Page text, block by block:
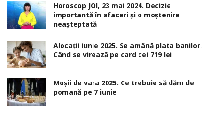
Horoscop JOI, 23 mai 2024. Decizie
importantă în afaceri şi o moştenire
neaşteptată
Alocaţii iunie 2025. Se amână plata banilor.
Când se virează pe card cei 719 lei
Moșii de vara 2025: Ce trebuie să dăm de
pomană pe 7 iunie